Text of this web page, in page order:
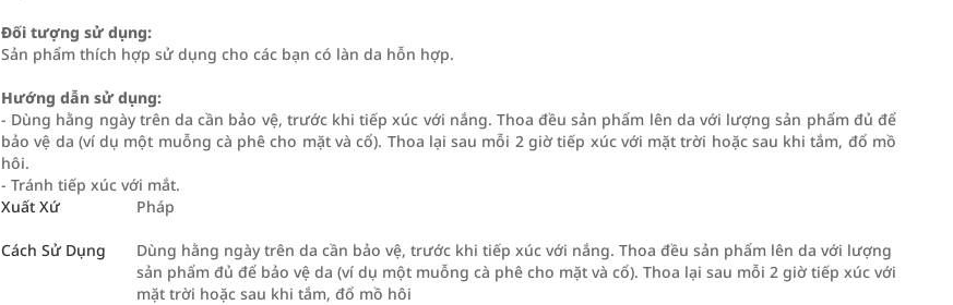
Đối tượng sử dụng:
Sản phẩm thích hợp sử dụng cho các bạn có làn da hỗn hợp.
Hướng dẫn sử dụng:
- Dùng hằng ngày trên da cần bảo vệ, trước khi tiếp xúc với nắng. Thoa đều sản phẩm lên da với lượng sản phẩm đủ để
bảo vệ da (ví dụ một muỗng cà phê cho mặt và cổ). Thoa lại sau mỗi 2 giờ tiếp xúc với mặt trời hoặc sau khi tắm, đổ mồ
hôi.
- Tránh tiếp xúc với mắt.
Xuất Xứ
Pháp
Cách Sử Dụng
Dùng hằng ngày trên da cần bảo vệ, trước khi tiếp xúc với nắng. Thoa đều sản phẩm lên da với lượng
sản phẩm đủ để bảo vệ da (ví dụ một muỗng cà phê cho mặt và cổ). Thoa lại sau mỗi 2 giờ tiếp xúc với
mặt trời hoặc sau khi tắm, đổ mồ hôi